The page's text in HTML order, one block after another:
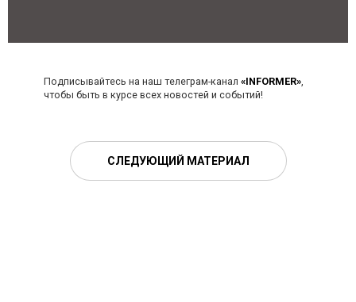
Подписывайтесь на наш телеграм-канал «INFORMER»,
чтобы быть в курсе всех новостей и событий!
СЛЕДУЮЩИЙ МАТЕРИАЛ